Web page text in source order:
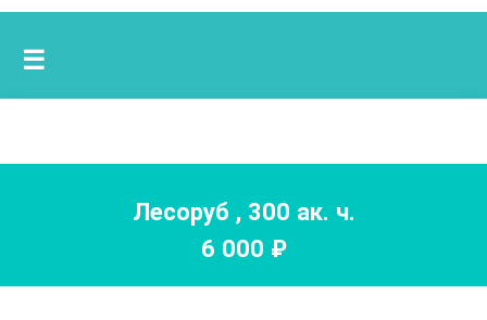
☰
Лесоруб , 300 ак. ч.
6 000 ₽